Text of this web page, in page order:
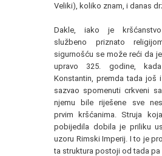
Veliki), koliko znam, i danas
Dakle, iako je
službeno priznato
sigurnošću se može reći da
upravo 325. godine,
Konstantin, premda tada još
sazvao spomenuti crkveni
njemu bile riješene sve
prvim kršćanima. Struja
pobijedila dobila je priliku
uzoru Rimski Imperij. I to je
ta struktura postoji od tada pa